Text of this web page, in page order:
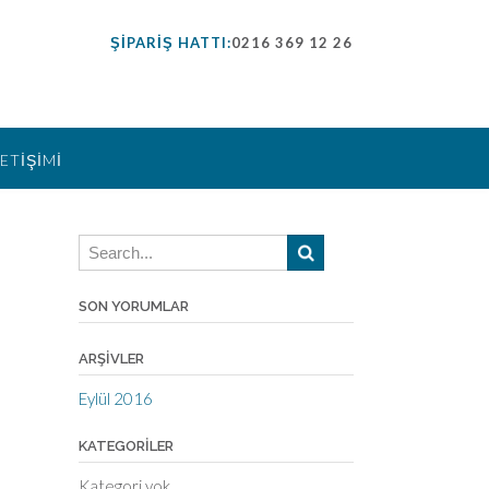
ŞİPARİŞ HATTI:0216 369 12 26
SON YORUMLAR
ARŞIVLER
Eylül 2016
KATEGORILER